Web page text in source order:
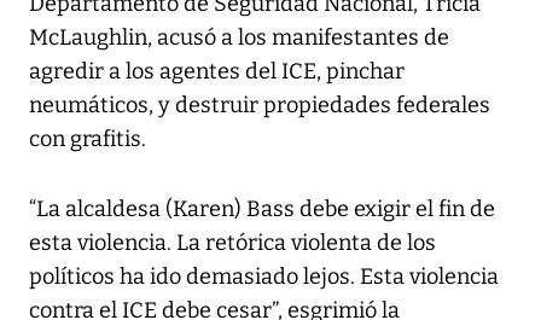
McLaughlin, acusó a los manifestantes de
agredir a los agentes del ICE, pinchar
neumáticos, y destruir propiedades federales
con grafitis.
“La alcaldesa (Karen) Bass debe exigir el fin de
esta violencia. La retórica violenta de los
políticos ha ido demasiado lejos. Esta violencia
contra el ICE debe cesar”, esgrimió la